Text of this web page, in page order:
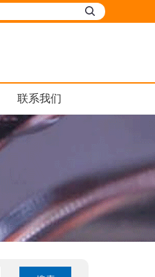
联系我们